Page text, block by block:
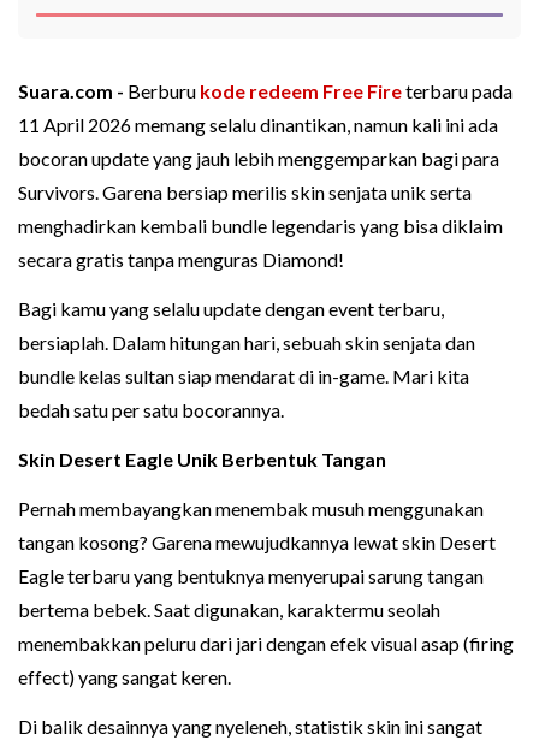
Suara.com - Berburu kode redeem Free Fireterbaru pada
11 April 2026 memang selalu dinantikan, namun kali ini ada
bocoran update yang jauh lebih menggemparkan bagi para
Survivors. Garena bersiap merilis skin senjata unik serta
menghadirkan kembali bundle legendaris yang bisa diklaim
secara gratis tanpa menguras Diamond!
Bagi kamu yang selalu update dengan event terbaru,
bersiaplah. Dalam hitungan hari, sebuah skin senjata dan
bundle kelas sultan siap mendarat di in-game. Mari kita
bedah satu per satu bocorannya.
Skin Desert Eagle Unik Berbentuk Tangan
Pernah membayangkan menembak musuh menggunakan
tangan kosong? Garena mewujudkannya lewat skin Desert
Eagle terbaru yang bentuknya menyerupai sarung tangan
bertema bebek. Saat digunakan, karaktermu seolah
menembakkan peluru dari jari dengan efek visual asap (firing
effect) yang sangat keren.
Di balik desainnya yang nyeleneh, statistik skin ini sangat